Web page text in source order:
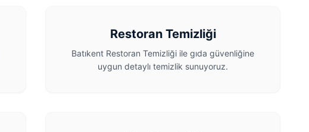
Restoran Temizliği
Batıkent Restoran Temizliği ile gıda güvenliğine
uygun detaylı temizlik sunuyoruz.